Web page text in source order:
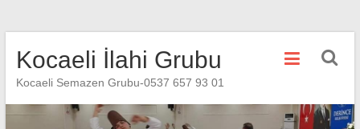
Kocaeli İlahi Grubu
Kocaeli Semazen Grubu-0537 657 93 01